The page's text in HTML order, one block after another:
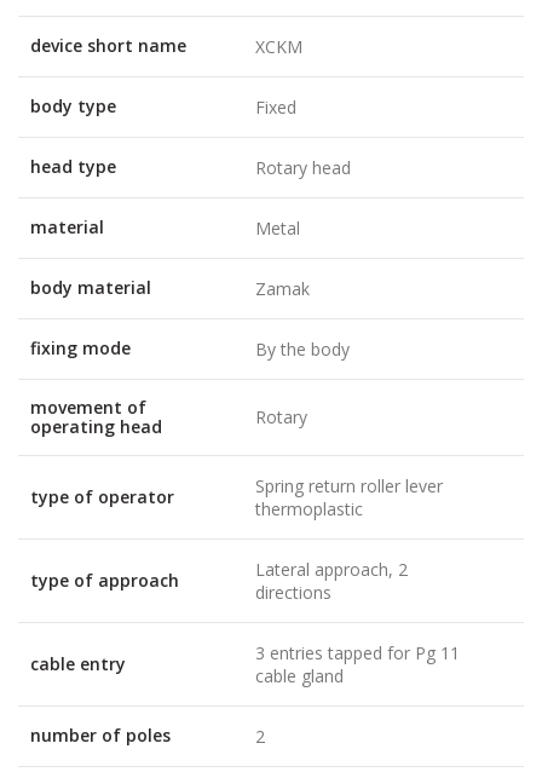
device short name XCKM
body type Fixed
head type Rotary head
material Metal
body material Zamak
fixing mode By the body
movement of
operating head
Rotary
type of operator
Spring return roller lever
thermoplastic
type of approach
Lateral approach, 2
directions
cable entry
3 entries tapped for Pg 11
cable gland
number of poles 2